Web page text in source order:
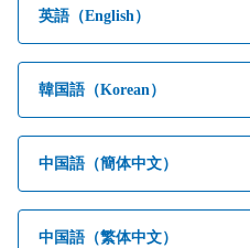
英語（English）
韓国語（Korean）
中国語（簡体中文）
中国語（繁体中文）